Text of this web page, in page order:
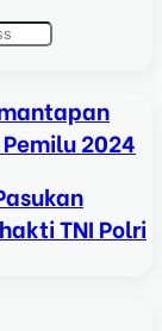
2024
TNI Polri